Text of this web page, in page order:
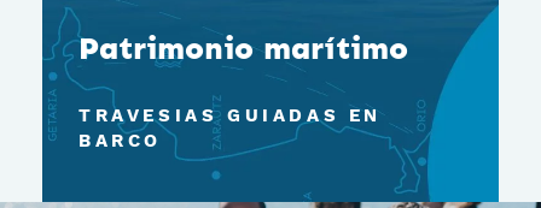
Patrimonio marítimo
TRAVESIAS GUIADAS EN
BARCO